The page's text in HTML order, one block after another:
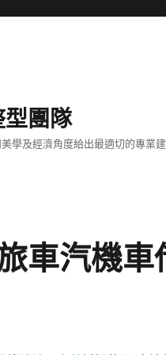
團隊
學及經濟角度給出最適切的專業
車汽機